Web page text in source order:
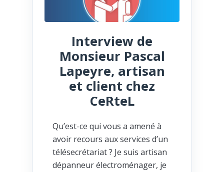
Interview de
Monsieur Pascal
Lapeyre, artisan
et client chez
CeRteL
Qu’est-ce qui vous a amené à
avoir recours aux services d’un
télésecrétariat ? Je suis artisan
dépanneur électroménager, je